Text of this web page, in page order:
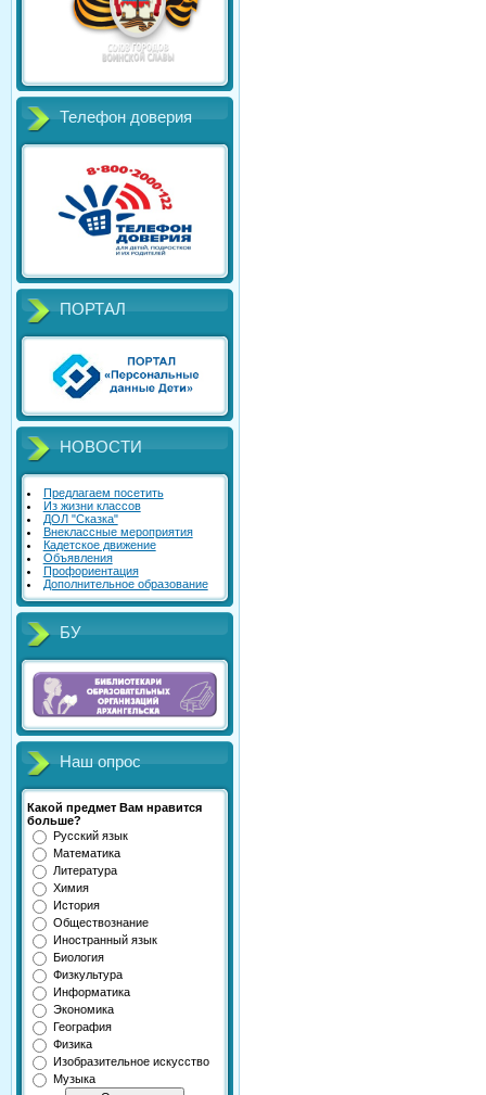
Телефон доверия
ПОРТАЛ
НОВОСТИ
Предлагаем посетить
Из жизни классов
ДОЛ "Сказка"
Внеклассные мероприятия
Кадетское движение
Объявления
Профориентация
Дополнительное образование
БУ
Наш опрос
Какой предмет Вам нравится
больше?
Русский язык
Математика
Литература
Химия
История
Обществознание
Иностранный язык
Биология
Физкультура
Информатика
Экономика
География
Физика
Изобразительное искусство
Музыка